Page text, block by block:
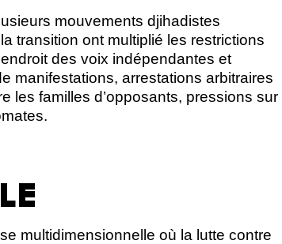
mouvements djihadistes
transition ont multiplié les restrictions
des voix indépendantes et
manifestations, arrestations arbitraires
les familles d’opposants, pressions sur
multidimensionnelle où la lutte contre